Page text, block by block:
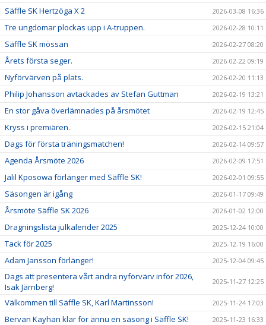
Säffle SK Hertzöga X 2 2026-03-08 16:36
Tre ungdomar plockas upp i A-truppen. 2026-02-28 10:11
Säffle SK mössan 2026-02-27 08:20
Årets första seger. 2026-02-22 09:19
Nyförvärven på plats. 2026-02-20 11:13
Philip Johansson avtackades av Stefan Guttman 2026-02-19 13:21
En stor gåva överlämnades på årsmötet 2026-02-19 12:45
Kryss i premiären. 2026-02-15 21:04
Dags för första träningsmatchen! 2026-02-14 09:57
Agenda Årsmöte 2026 2026-02-09 17:51
Jalil Kposowa förlänger med Säffle SK! 2026-02-01 09:55
Säsongen är igång 2026-01-17 09:49
Årsmöte Säffle SK 2026 2026-01-02 12:00
Dragningslista julkalender 2025 2025-12-24 10:00
Tack för 2025 2025-12-19 16:00
Adam Jansson förlänger! 2025-12-04 09:45
Dags att presentera vårt andra nyförvärv inför 2026,
Isak Järnberg!
2025-11-27 12:25
Välkommen till Säffle SK, Karl Martinsson! 2025-11-24 17:03
Bervan Kayhan klar för ännu en säsong i Säffle SK! 2025-11-23 16:33